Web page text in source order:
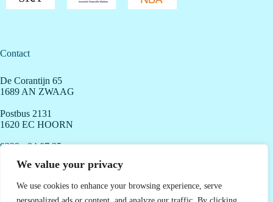
We value your privacy
We use cookies to enhance your browsing experience, serve
Contact
De Corantijn 65
1689 AN ZWAAG
Postbus 2131
1620 EC HOORN
0229 - 84 07 35